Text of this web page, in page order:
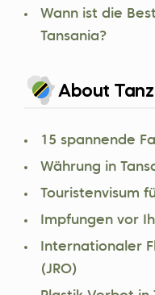
Wann ist die
Tansania?
About
15 spannende
Währung in
Touristenvisum
Impfungen vor
Internationaler
(JRO)